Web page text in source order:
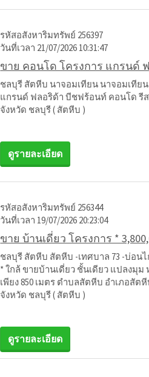
รหัสอสังหาริมทรัพย์ 256397
วันที่เวลา 21/07/2026 10:31:47
ขาย คอนโด โครงการ แกรนด์
ชลบุรี สัตหีบ นาจอมเทียน นาจอมเทีย
แกรนด์ ฟลอริด้า บีชฟร้อนท์ คอนโด รี
จังหวัด ชลบุรี ( สัตหีบ )
ดูรายละเอียด
รหัสอสังหาริมทรัพย์ 256344
วันที่เวลา 19/07/2026 20:23:04
ขาย บ้านเดี่ยว โครงการ *
ชลบุรี สัตหีบ สัตหีบ -เทศบาล 73 -บ่อนไ
* ใกล้ ขายบ้านเดี่ยว ชั้นเดียว แปลงมุม
เพียง 850 เมตร ตำบลสัตหีบ อำเภอสัต
จังหวัด ชลบุรี ( สัตหีบ )
ดูรายละเอียด